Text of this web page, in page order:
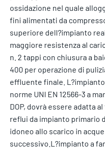
ossidazione nel quale
fini alimentati da
superiore dell?impianto
maggiore resistenza al
n. 2 tappi con chiusura a
400 per operazione di
effluente finale.
norme UNI EN 12566-3 a
DOP, dovrà essere adatta
reflui da impianto primario
idoneo allo scarico in
successivo.L?impianto a